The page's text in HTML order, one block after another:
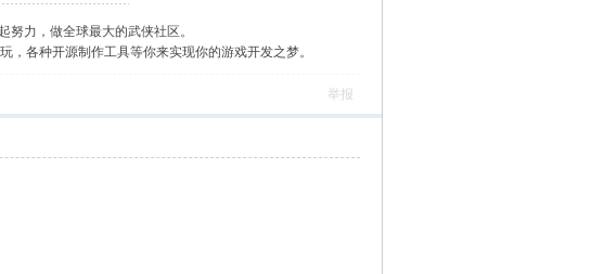
努力，做全球最大的武侠社区。
各种开源制作工具等你来实现你的游戏开发之梦。
举报